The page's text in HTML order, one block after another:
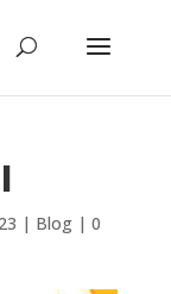
| Blog| 0